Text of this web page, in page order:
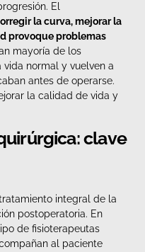
El
la curva, mejorar la
provoque problemas
mayoría de los
normal y vuelven a
antes de operarse.
la calidad de vida y
clave
integral de la
postoperatoria. En
de fisioterapeutas
al paciente